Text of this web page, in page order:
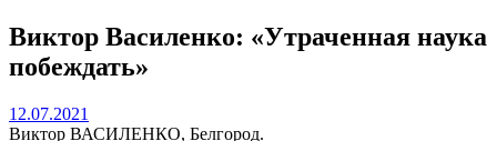
Виктор Василенко: «Утраченная наука
побеждать»
12.07.2021
Виктор ВАСИЛЕНКО, Белгород.